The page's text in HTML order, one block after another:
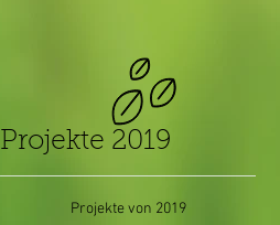
Projekte 2019
Projekte von 2019